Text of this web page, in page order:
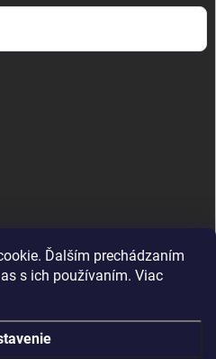
Ďalším prechádzaním
s ich používaním. Viac
dnails.sk/